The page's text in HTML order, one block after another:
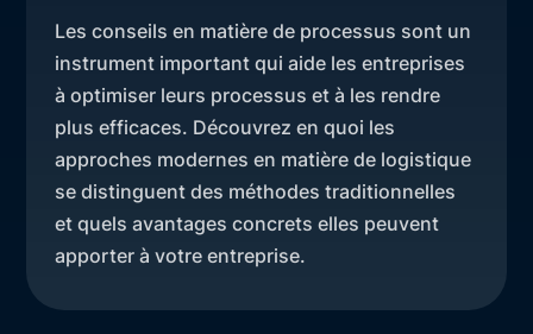
Les conseils en matière de processus sont un
instrument important qui aide les entreprises
à optimiser leurs processus et à les rendre
plus efficaces. Découvrez en quoi les
approches modernes en matière de logistique
se distinguent des méthodes traditionnelles
et quels avantages concrets elles peuvent
apporter à votre entreprise.